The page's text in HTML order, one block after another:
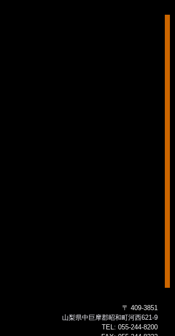
〒 409-3851
山梨県中巨摩郡昭和町河西621-9
TEL: 055-244-8200